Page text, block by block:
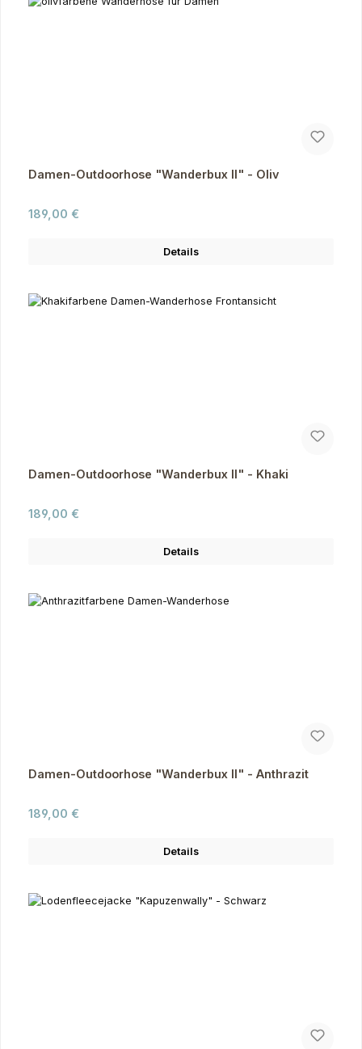
Damen-Outdoorhose "Wanderbux II" - Oliv
Regulärer Preis:
189,00 €
Details
Damen-Outdoorhose "Wanderbux II" - Khaki
Regulärer Preis:
189,00 €
Details
Damen-Outdoorhose "Wanderbux II" - Anthrazit
Regulärer Preis:
189,00 €
Details